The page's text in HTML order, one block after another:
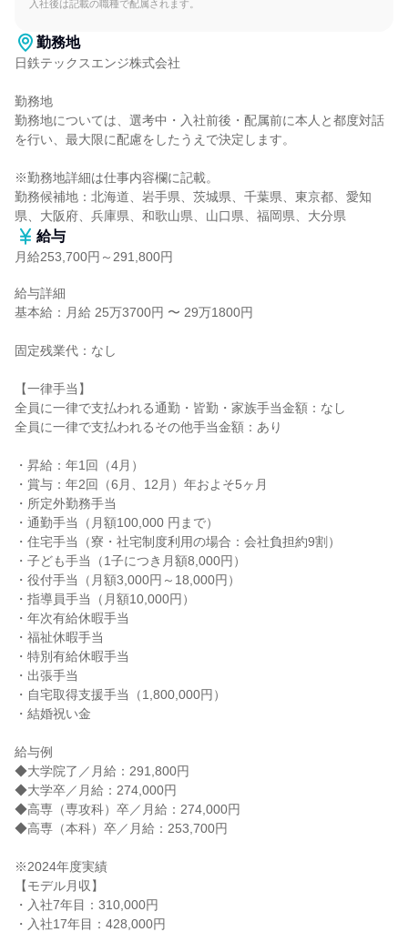
入社後は記載の職種で配属されます。
勤務地
日鉄テックスエンジ株式会社
勤務地
勤務地については、選考中・入社前後・配属前に本人と都度対話
を行い、最大限に配慮をしたうえで決定します。
※勤務地詳細は仕事内容欄に記載。
勤務候補地：北海道、岩手県、茨城県、千葉県、東京都、愛知
県、大阪府、兵庫県、和歌山県、山口県、福岡県、大分県
給与
月給253,700円～291,800円
給与詳細
基本給：月給 25万3700円 〜 29万1800円
固定残業代：なし
【一律手当】
全員に一律で支払われる通勤・皆勤・家族手当金額：なし
全員に一律で支払われるその他手当金額：あり
・昇給：年1回（4月）
・賞与：年2回（6月、12月）年およそ5ヶ月
・所定外勤務手当
・通勤手当（月額100,000 円まで）
・住宅手当（寮・社宅制度利用の場合：会社負担約9割）
・子ども手当（1子につき月額8,000円）
・役付手当（月額3,000円～18,000円）
・指導員手当（月額10,000円）
・年次有給休暇手当
・福祉休暇手当
・特別有給休暇手当
・出張手当
・自宅取得支援手当（1,800,000円）
・結婚祝い金
給与例
◆大学院了／月給：291,800円
◆大学卒／月給：274,000円
◆高専（専攻科）卒／月給：274,000円
◆高専（本科）卒／月給：253,700円
※2024年度実績
【モデル月収】
・入社7年目：310,000円
・入社17年目：428,000円